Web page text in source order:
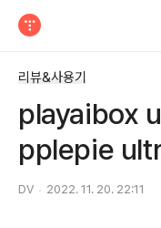
리뷰&사용기
playaibox
pplepie
DV 2022. 11. 20. 22:11